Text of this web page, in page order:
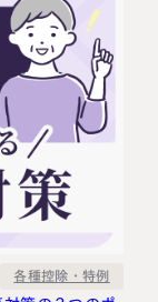
各種控除・特例